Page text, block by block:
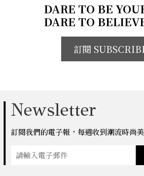
DARE TO BE
DARE TO
訂閱
Newsletter
訂閱我們的電子報，每週收到潮流時尚